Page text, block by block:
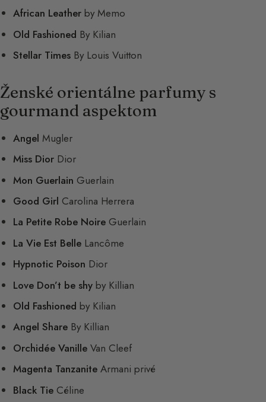
African Leather by Memo
Old Fashioned By Kilian
Stellar Times By Louis Vuitton
Ženské orientálne parfumy s
gourmand aspektom
Angel Mugler
Miss Dior Dior
Mon Guerlain Guerlain
Good Girl Carolina Herrera
La Petite Robe Noire Guerlain
La Vie Est Belle Lancôme
Hypnotic Poison Dior
Love Don’t be shy by Killian
Old Fashioned by Kilian
Angel Share By Killian
Orchidée Vanille Van Cleef
Magenta Tanzanite Armani privé
Black Tie Céline